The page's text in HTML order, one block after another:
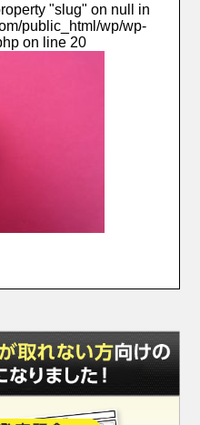
"slug" on null in
public_html/wp/wp-
on line 20